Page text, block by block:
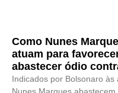
Como Nunes
atuam para
abastecer ódio
Indicados por Bolsonaro
Nunes Marques